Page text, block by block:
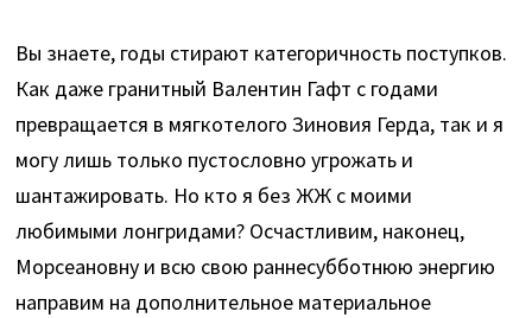
Вы знаете, годы стирают категоричность поступков.
Как даже гранитный Валентин Гафт с годами
превращается в мягкотелого Зиновия Герда, так и я
могу лишь только пустословно угрожать и
шантажировать. Но кто я без ЖЖ с моими
любимыми лонгридами? Осчастливим, наконец,
Морсеановну и всю свою раннесубботнюю энергию
направим на дополнительное материальное